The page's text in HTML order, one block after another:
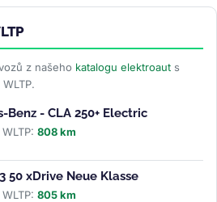
z našeho katalogu elektroaut s
Benz - CLA 250+ Electric
808 km
50 xDrive Neue Klasse
805 km